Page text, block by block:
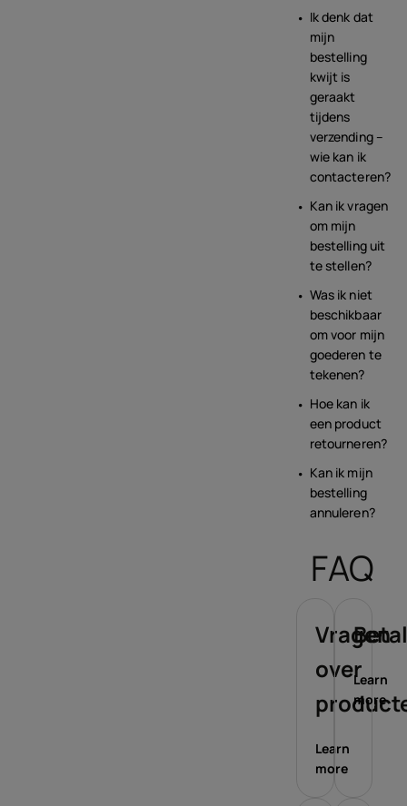
Ik denk dat
mijn
bestelling
kwijt is
geraakt
tijdens
verzending –
wie kan ik
contacteren?
Kan ik vragen
om mijn
bestelling uit
te stellen?
Was ik niet
beschikbaar
om voor mijn
goederen te
tekenen?
Hoe kan ik
een product
retourneren?
Kan ik mijn
bestelling
annuleren?
FAQ
Vragen
over
Learn
more
Learn
more